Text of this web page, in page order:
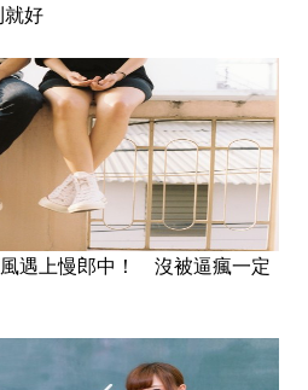
就好
風遇上慢郎中！ 沒被逼瘋一定